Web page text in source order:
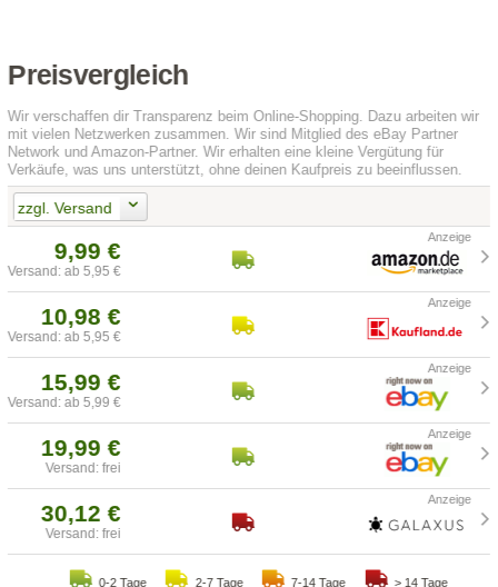
Preisvergleich
Wir verschaffen dir Transparenz beim Online-Shopping. Dazu arbeiten wir
mit vielen Netzwerken zusammen. Wir sind Mitglied des eBay Partner
Network und Amazon-Partner. Wir erhalten eine kleine Vergütung für
Verkäufe, was uns unterstützt, ohne deinen Kaufpreis zu beeinflussen.
zzgl. Versand
9,99 €
Versand: ab 5,95 €
10,98 €
Versand: ab 5,95 €
15,99 €
Versand: ab 5,99 €
19,99 €
Versand: frei
30,12 €
Versand: frei
0-2 Tage 2-7 Tage 7-14 Tage > 14 Tage